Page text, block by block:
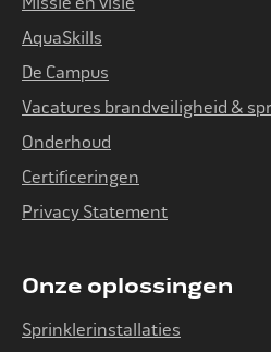
AquaSkills
De Campus
Vacatures brandveiligheid &
Onderhoud
Certificeringen
Privacy Statement
Onze oplossingen
Sprinklerinstallaties